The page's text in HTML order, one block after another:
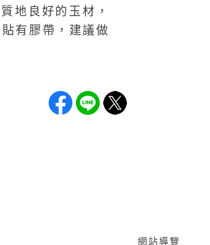
地良好的玉材，
有膠帶，建議做
網站導覽